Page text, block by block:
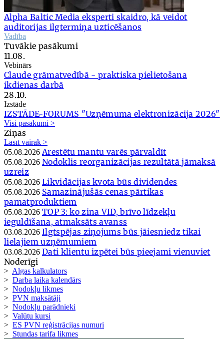
Alpha Baltic Media eksperti skaidro, kā veidot
auditorijas ilgtermiņa uzticēšanos
Vadība
Tuvākie pasākumi
11.08.
Vebinārs
Claude grāmatvedībā - praktiska pielietošana
ikdienas darbā
28.10.
Izstāde
IZSTĀDE-FORUMS "Uzņēmuma elektronizācija 2026"
Visi pasākumi >
Ziņas
Lasīt vairāk >
05.08.2026 Arestētu mantu varēs pārvaldīt
05.08.2026 Nodoklis reorganizācijas rezultātā jāmaksā
uzreiz
05.08.2026 Likvidācijas kvota būs dividendes
05.08.2026 Samazinājušās cenas pārtikas
pamatproduktiem
05.08.2026 TOP 3: ko zina VID, brīvo līdzekļu
ieguldīšana, atmaksāts avanss
03.08.2026 Ilgtspējas ziņojums būs jāiesniedz tikai
lielajiem uzņēmumiem
03.08.2026 Dati klientu izpētei būs pieejami vienuviet
Noderīgi
> Algas kalkulators
> Darba laika kalendārs
> Nodokļu likmes
> PVN maksātāji
> Nodokļu parādnieki
> Valūtu kursi
> ES PVN reģistrācijas numuri
> Stundas tarifa likmes